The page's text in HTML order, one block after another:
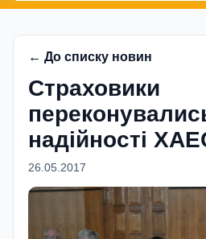
← До списку новин
Страховики
надійності
26.05.2017